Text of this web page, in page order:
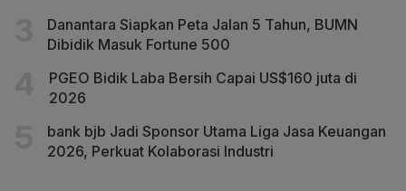
Danantara Siapkan Peta Jalan 5 Tahun, BUMN
Dibidik Masuk Fortune 500
PGEO Bidik Laba Bersih Capai US$160 juta di
2026
bank bjb Jadi Sponsor Utama Liga Jasa Keuangan
2026, Perkuat Kolaborasi Industri